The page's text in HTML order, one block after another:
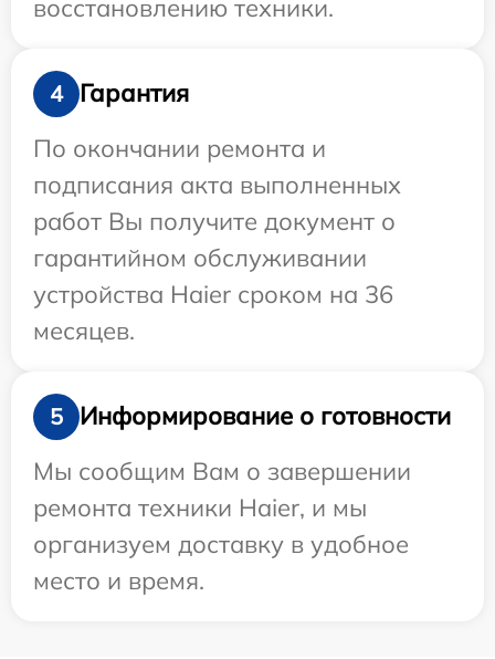
восстановлению техники.
4
Гарантия
По окончании ремонта и
подписания акта выполненных
работ Вы получите документ о
гарантийном обслуживании
устройства Haier сроком на 36
месяцев.
5
Информирование о готовности
Мы сообщим Вам о завершении
ремонта техники Haier, и мы
организуем доставку в удобное
место и время.